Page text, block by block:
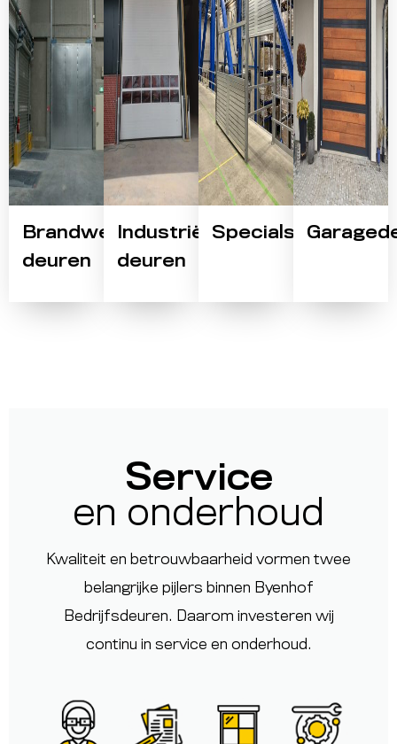
Brandwerende
deuren
Industriële
deuren
Specials
Service
en onderhoud
Kwaliteit en betrouwbaarheid vormen twee
belangrijke pijlers binnen Byenhof
Bedrijfsdeuren. Daarom investeren wij
continu in service en onderhoud.